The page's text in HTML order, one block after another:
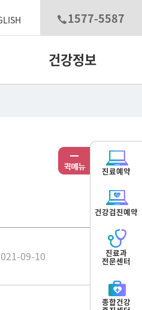
1577-5587
건강정보
09-10
진료예약
건강검진예약
진료과
전문센터
종합건강